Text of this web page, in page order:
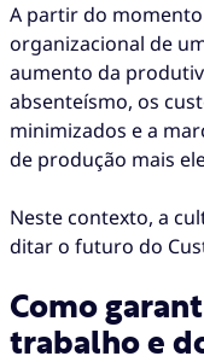
A partir do
organizacional de
aumento da
absenteísmo, os
minimizados e a
de produção mais
Neste contexto, a
ditar o futuro do
Como
trabalho e